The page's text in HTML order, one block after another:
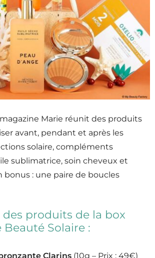
Marie réunit des produits
avant, pendant et après les
solaire, compléments
sublimatrice, soin cheveux et
bonus : une paire de boucles
des produits de la box
Beauté Solaire :
Clarins (10g – Prix : 49€)